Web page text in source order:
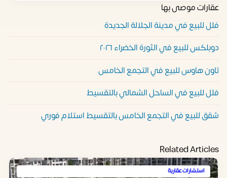
عقارات موصى بها
فلل للبيع في مدينة الجلالة الجديدة
دوبلكس للبيع في الثورة الخضراء ٢٠٢٦
تاون هاوس للبيع في التجمع الخامس
فلل للبيع في الساحل الشمالي بالتقسيط
شقق للبيع في التجمع الخامس بالتقسيط استلام فوري
Related Articles
استشارات عقارية